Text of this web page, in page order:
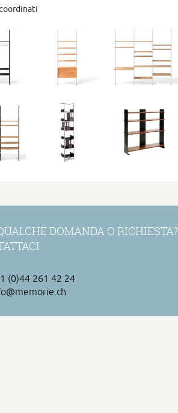
DOMANDA O RICHIESTA?
(0)44 261 42 24